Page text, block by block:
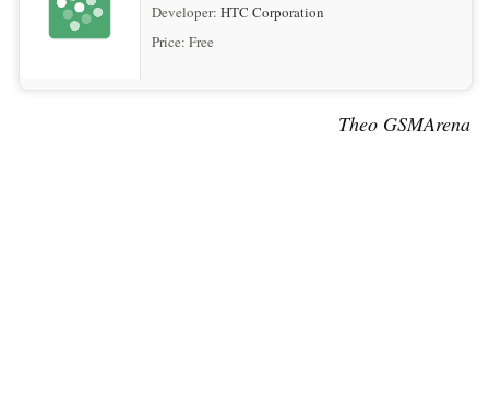
Developer: HTC Corporation
Price: Free
Theo GSMArena